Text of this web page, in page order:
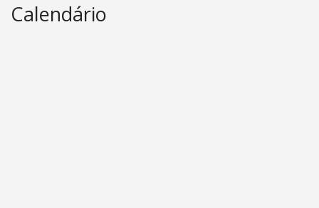
Calendário